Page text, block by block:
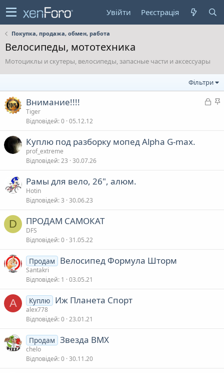
Увійти Реєстрація
Покупка, продажа, обмен, работа
Велосипеды, мототехника
Мотоциклы и скутеры, велосипеды, запасные части и аксессуары
Фільтри
З
В
Внимание!!!!
Tiger
Відповідей 0 05.12.12
Куплю под разборку мопед Alpha G-max.
prof_extreme
Відповідей 23 30.07.26
Рамы для вело, 26", алюм.
Hotin
Відповідей 3 30.06.23
D ПРОДАМ САМОКАТ
DFS
Відповідей 0 31.05.22
Продам Велосипед Формула Шторм
Santakri
Відповідей 1 03.05.21
A Куплю Иж Планета Спорт
alex778
Відповідей 0 23.01.21
Продам Звезда BMX
chelo
Відповідей 0 30.11.20